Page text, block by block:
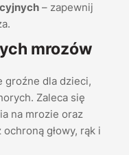
– zapewnij
mrozów
groźne dla dzieci,
Zaleca się
na mrozie oraz
ochroną głowy, rąk i